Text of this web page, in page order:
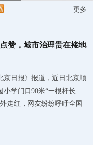
更多
赞，城市治理贵在接地
京日报》报道，近日北京顺
小学门口90米“一根杆长
走红，网友纷纷呼吁全国